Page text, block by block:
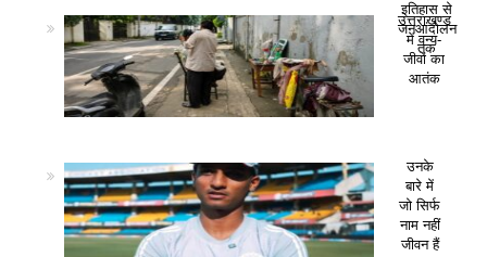
इतिहास से
जनआंदोलन
तक
उत्तराखण्ड
में वन्य-
जीवों का
आतंक
उनके
बारे में
जो सिर्फ
नाम नहीं
जीवन हैं